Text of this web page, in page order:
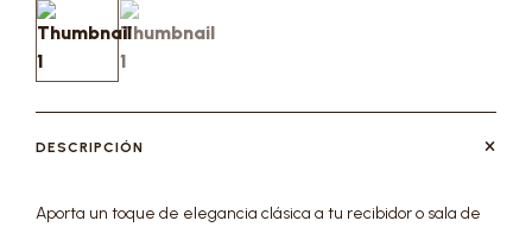
DESCRIPCIÓN
Aporta un toque de elegancia clásica a tu recibidor o sala de